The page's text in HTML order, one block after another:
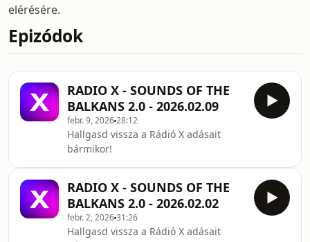
elérésére.
Epizódok
RADIO X - SOUNDS OF THE
BALKANS 2.0 - 2026.02.09
febr. 9, 202628:12
Hallgasd vissza a Rádió X adásait
bármikor!
RADIO X - SOUNDS OF THE
BALKANS 2.0 - 2026.02.02
febr. 2, 202631:26
Hallgasd vissza a Rádió X adásait